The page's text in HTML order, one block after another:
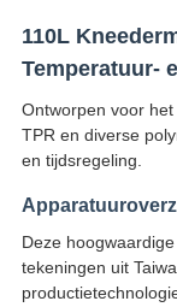
110L
Temperatuur-
Ontworpen voor
TPR en diverse
en tijdsregeling.
Deze
tekeningen uit